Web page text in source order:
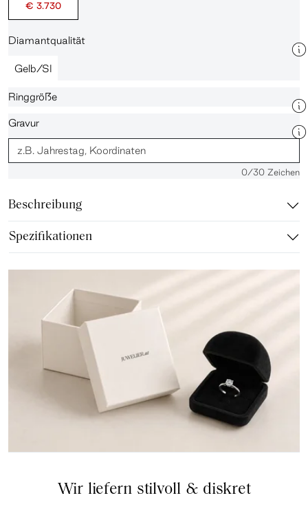
€ 3.730
Diamantqualität
Gelb/SI
Ringgröße
Gravur
0/30 Zeichen
Beschreibung
Spezifikationen
Wir liefern stilvoll & diskret